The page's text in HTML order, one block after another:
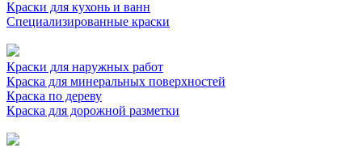
Краски для кухонь и ванн
Специализированные краски
Краски для наружных работ
Краска для минеральных поверхностей
Краска по дереву
Краска для дорожной разметки